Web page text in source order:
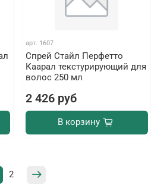
арт. 1607
Спрей Стайл Перфетто
Каарал текстурирующий для
волос 250 мл
2 426 руб
В корзину
2